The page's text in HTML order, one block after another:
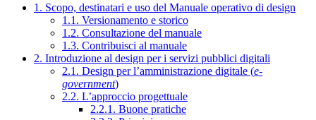
1. Scopo, destinatari e uso del Manuale operativo di design
1.1. Versionamento e storico
1.2. Consultazione del manuale
1.3. Contribuisci al manuale
2. Introduzione al design per i servizi pubblici digitali
2.1. Design per l’amministrazione digitale (e-
government)
2.2. L’approccio progettuale
2.2.1. Buone pratiche